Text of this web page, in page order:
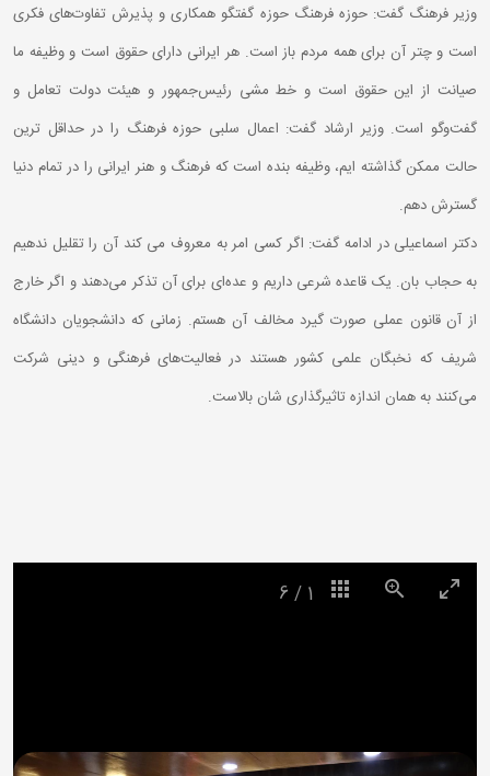
وزیر فرهنگ گفت: حوزه فرهنگ حوزه گفتگو همکاری و پذیرش تفاوت‌های فکری
است و چتر آن برای همه مردم باز است. هر ایرانی‌ دارای حقوق است و وظیفه ما
صیانت از این حقوق است و خط ‌مشی رئیس‌جمهور و هیئت دولت تعامل و
گفت‌وگو است. وزیر ارشاد گفت: اعمال سلبی حوزه فرهنگ را در حداقل ترین
حالت ممکن گذاشته ایم، وظیفه بنده است که فرهنگ و هنر ایرانی را در تمام دنیا
گسترش دهم.
دکتر اسماعیلی در ادامه گفت: اگر کسی امر به معروف می کند آن را تقلیل ندهیم
به حجاب بان. یک قاعده شرعی داریم و عده‌ای برای آن تذکر می‌دهند و اگر خارج
از آن قانون عملی صورت گیرد مخالف آن هستم. زمانی که دانشجویان دانشگاه
شریف که نخبگان علمی کشور هستند در فعالیت‌های فرهنگی و دینی شرکت
می‌کنند به همان اندازه تاثیرگذاری شان بالاست.
1
/
6